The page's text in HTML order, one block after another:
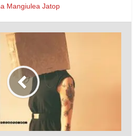
Mangiulea Jatop